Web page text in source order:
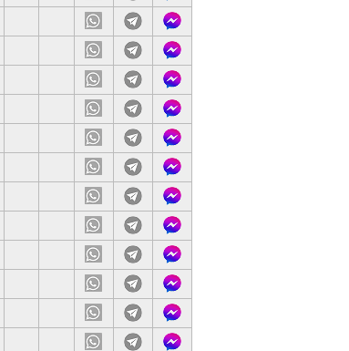
站
載
服
站
載
服
站
載
服
站
載
服
站
載
服
站
載
服
站
載
服
站
載
服
站
載
服
問功課的服務提供
站
載
服
會提供筆記及練習上課。因材施教，對不同學生
站
載
服
2針 BioNTech.
站
載
服